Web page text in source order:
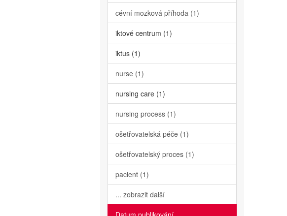
cévní mozková příhoda (1)
iktové centrum (1)
iktus (1)
nurse (1)
nursing care (1)
nursing process (1)
ošetřovatelská péče (1)
ošetřovatelský proces (1)
pacient (1)
... zobrazit další